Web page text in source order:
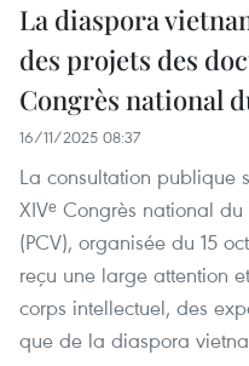
La diaspora
des projets des
Congrès national
16/11/2025 08:37
La consultation publique
XIVᵉ Congrès national
(PCV), organisée du 15
reçu une large attention
corps intellectuel, des
que de la diaspora